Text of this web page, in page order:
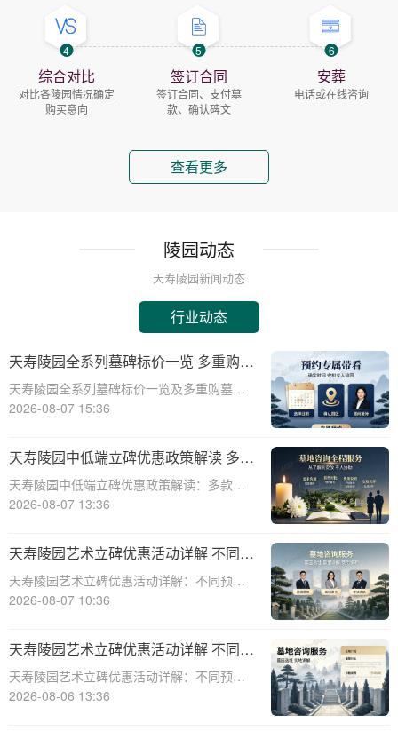
4
综合对比
对比各陵园情况确定
购买意向
5
签订合同
签订合同、支付墓
款、确认碑文
6
安葬
电话或在线咨询
查看更多
陵园动态
天寿陵园新闻动态
行业动态
天寿陵园全系列墓碑标价一览 多重购墓
优惠限时申领政策详解
天寿陵园全系列墓碑标价一览及多重购墓优
惠限时申领政策详解☎ 天寿陵园电话:400-
理解越来越深刻，因此对于身后事的安排也
越来越重视。墓碑作为逝者最后的尊
2026-08-07 15:36
天寿陵园中低端立碑优惠政策解读 多款
特价墓位限时开抢
天寿陵园中低端立碑优惠政策解读：多款特
价墓位限时开抢☎ 天寿陵园电话:400-838-
直致力于为家属提供优质、便捷的殡葬服
务。随着社会的发展和人们生活水平的
2026-08-07 13:36
天寿陵园艺术立碑优惠活动详解 不同预
算专属让利方案
天寿陵园艺术立碑优惠活动详解：不同预算
专属让利方案☎ 天寿陵园电话:400-838-
一，一直以其独特的艺术氛围和高品质的服
务赢得了广泛赞誉。为了满足不同客户
2026-08-07 10:36
天寿陵园艺术立碑优惠活动详解 不同预
算专属让利方案详解
天寿陵园艺术立碑优惠活动详解：不同预算
专属让利方案详解☎ 天寿陵园电话:400-838-
2026-08-06 13:36